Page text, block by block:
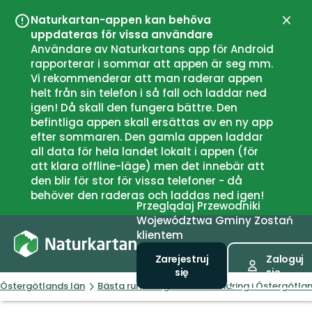
Naturkartan-appen kan behöva
uppdateras för vissa användare
Användare av Naturkartans app för Android
rapporterar i sommar att appen är seg mm.
Vi rekommenderar att man raderar appen
helt från sin telefon i så fall och laddar ned
igen! Då skall den fungera bättre. Den
befintliga appen skall ersättas av en ny app
efter sommaren. Den gamla appen laddar
all data för hela landet lokalt i appen (för
att klara offline-läge) men det innebär att
den blir för stor för vissa telefoner - då
behöver den raderas och laddas ned igen!
Przeglądaj Przewodniki
Województwa Gminy Zostań
klientem
Zarejestruj
się
Zaloguj
się
Östergötlands län Bästa rundslingorna för vandring i